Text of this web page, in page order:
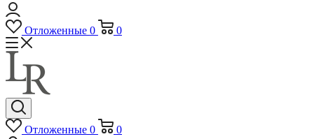
Отложенные 0 0
Отложенные 0 0